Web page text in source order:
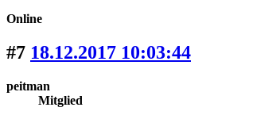
Online
#7 18.12.2017 10:03:44
peitman
Mitglied